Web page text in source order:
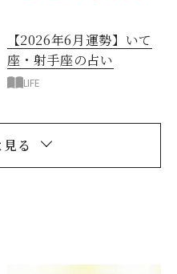
【2026年6月運勢】いて
座・射手座の占い
LIFE
見る